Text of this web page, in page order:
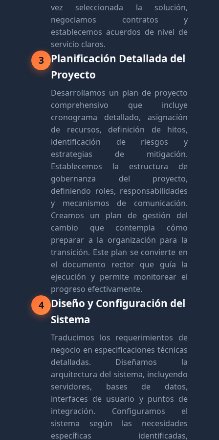
vez seleccionada la solución,
negociamos contratos y
establecemos acuerdos de nivel de
servicio claros.
3 Planificación Detallada del
Proyecto
Desarrollamos un plan de proyecto
comprehensivo que incluye
cronograma detallado, asignación
de recursos, definición de hitos,
identificación de riesgos y
estrategias de mitigación.
Establecemos la estructura de
gobernanza del proyecto,
definiendo roles, responsabilidades
y mecanismos de comunicación.
Creamos un plan de gestión del
cambio que contempla cómo
preparar a la organización para la
transición. Este plan se convierte en
el documento rector que guía la
ejecución y permite monitorear el
progreso efectivamente.
4 Diseño y Configuración del
Sistema
Traducimos los requerimientos de
negocio en especificaciones técnicas
detalladas. Diseñamos la
arquitectura del sistema, incluyendo
servidores, bases de datos,
interfaces de usuario y puntos de
integración. Configuramos el
sistema según las necesidades
específicas identificadas,